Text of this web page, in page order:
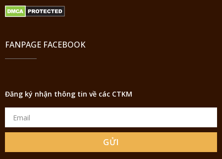
FANPAGE FACEBOOK
Đăng ký nhận thông tin về các CTKM
GỬI